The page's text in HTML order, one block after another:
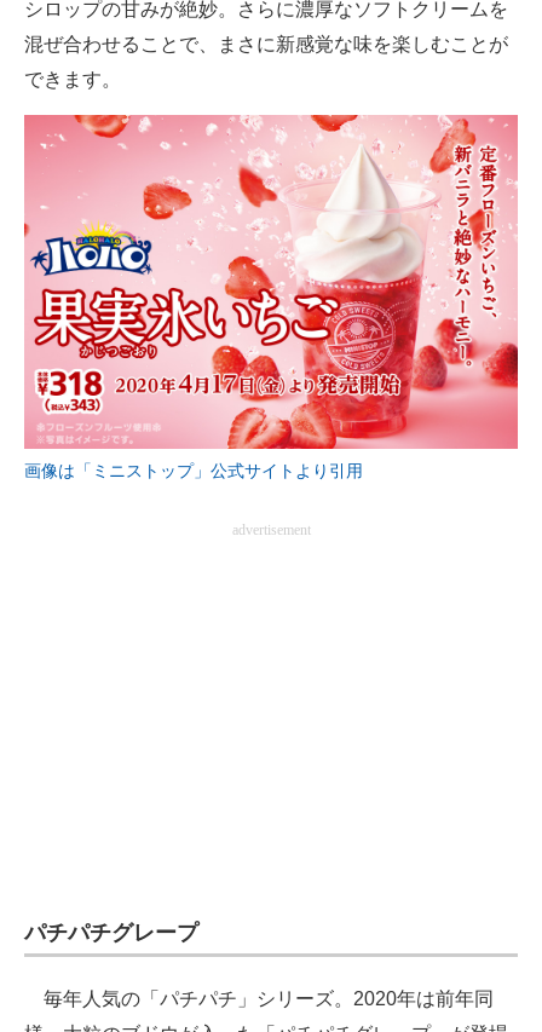
シロップの甘みが絶妙。さらに濃厚なソフトクリームを
混ぜ合わせることで、まさに新感覚な味を楽しむことが
できます。
画像は「ミニストップ」公式サイトより引用
advertisement
パチパチグレープ
毎年人気の「パチパチ」シリーズ。2020年は前年同